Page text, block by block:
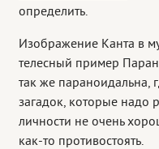
определить.
Изображение Канта в
телесный пример
так же параноидальна,
загадок, которые надо
личности не очень
как-то противостоять.